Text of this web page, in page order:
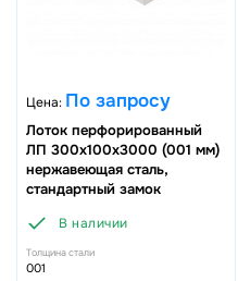
Цена: По запросу
Лоток перфорированный
ЛП 300х100х3000 (001 мм)
нержавеющая сталь,
стандартный замок
В наличии
Толщина стали
001